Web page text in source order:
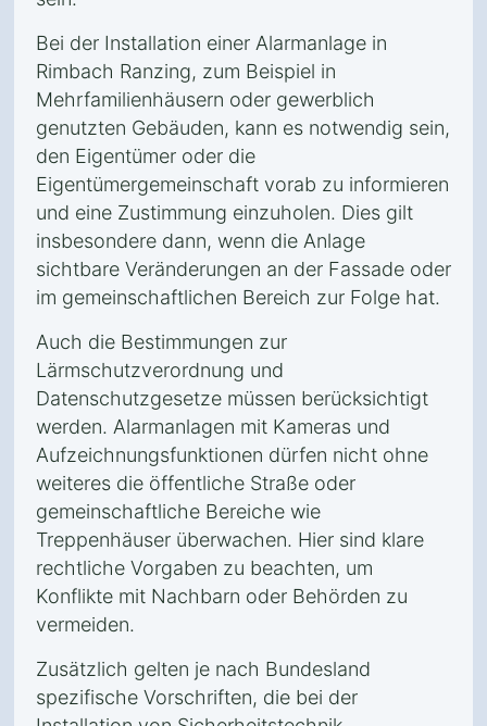
Bei der Installation einer Alarmanlage in
Rimbach Ranzing, zum Beispiel in
Mehrfamilienhäusern oder gewerblich
genutzten Gebäuden, kann es notwendig sein,
den Eigentümer oder die
Eigentümergemeinschaft vorab zu informieren
und eine Zustimmung einzuholen. Dies gilt
insbesondere dann, wenn die Anlage
sichtbare Veränderungen an der Fassade oder
im gemeinschaftlichen Bereich zur Folge hat.
Auch die Bestimmungen zur
Lärmschutzverordnung und
Datenschutzgesetze müssen berücksichtigt
werden. Alarmanlagen mit Kameras und
Aufzeichnungsfunktionen dürfen nicht ohne
weiteres die öffentliche Straße oder
gemeinschaftliche Bereiche wie
Treppenhäuser überwachen. Hier sind klare
rechtliche Vorgaben zu beachten, um
Konflikte mit Nachbarn oder Behörden zu
vermeiden.
Zusätzlich gelten je nach Bundesland
spezifische Vorschriften, die bei der